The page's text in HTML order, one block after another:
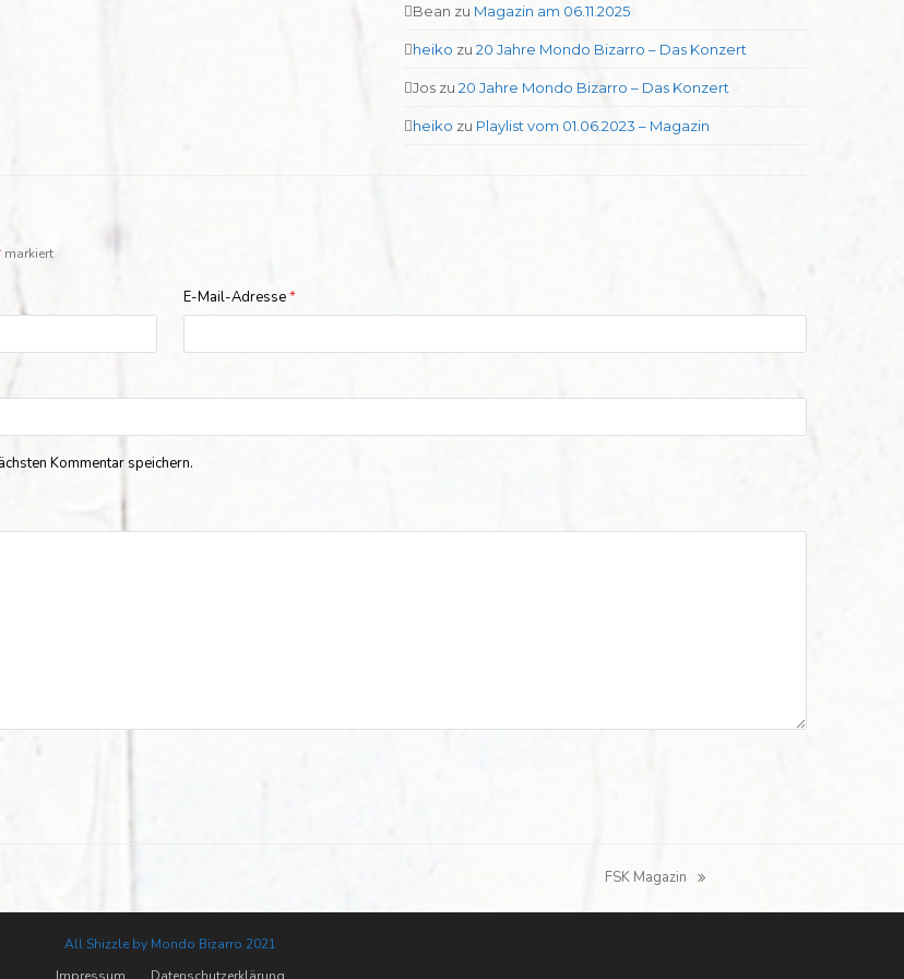
Bean zu Magazin am 06.11.2025
heiko zu20 Jahre Mondo Bizarro – Das Konzert
Jos zu20 Jahre Mondo Bizarro – Das Konzert
heiko zu Playlist vom 01.06.2023 – Magazin
markiert
E-Mail-Adresse*
Kommentar speichern.
Nächster
Beitrag:
FSK Magazin
All Shizzle by Mondo Bizarro 2021